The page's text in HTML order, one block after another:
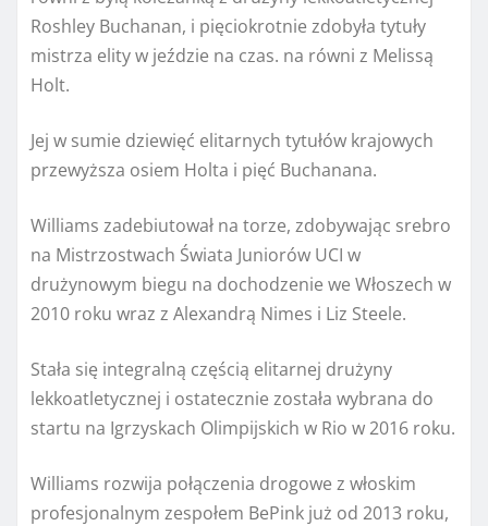
Roshley Buchanan, i pięciokrotnie zdobyła tytuły
mistrza elity w jeździe na czas. na równi z Melissą
Holt.
Jej w sumie dziewięć elitarnych tytułów krajowych
przewyższa osiem Holta i pięć Buchanana.
Williams zadebiutował na torze, zdobywając srebro
na Mistrzostwach Świata Juniorów UCI w
drużynowym biegu na dochodzenie we Włoszech w
2010 roku wraz z Alexandrą Nimes i Liz Steele.
Stała się integralną częścią elitarnej drużyny
lekkoatletycznej i ostatecznie została wybrana do
startu na Igrzyskach Olimpijskich w Rio w 2016 roku.
Williams rozwija połączenia drogowe z włoskim
profesjonalnym zespołem BePink już od 2013 roku,